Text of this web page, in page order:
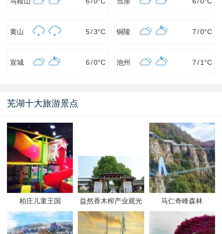
黄山 5/3°C 铜陵 7 /0°C
宣城 6/0°C 池州 7 /1 °C
芜湖十大旅游景点
柏庄儿童王国
益然香木榨产业观光
园
马仁奇峰森林